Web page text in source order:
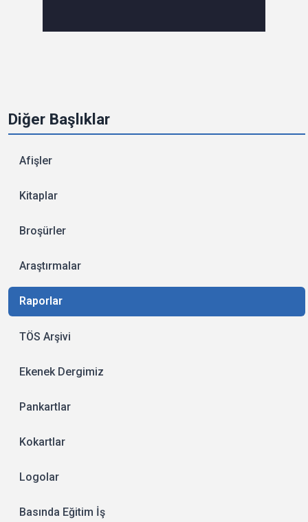
Diğer Başlıklar
Afişler
Kitaplar
Broşürler
Araştırmalar
Raporlar
TÖS Arşivi
Ekenek Dergimiz
Pankartlar
Kokartlar
Logolar
Basında Eğitim İş